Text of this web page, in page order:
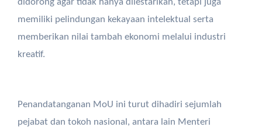
didorong agar tidak hanya dilestarikan, tetapi juga
memiliki pelindungan kekayaan intelektual serta
memberikan nilai tambah ekonomi melalui industri
kreatif.
Penandatanganan MoU ini turut dihadiri sejumlah
pejabat dan tokoh nasional, antara lain Menteri